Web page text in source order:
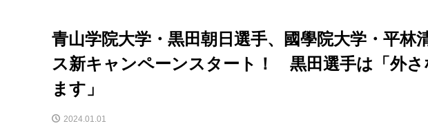
青山学院大学・黒田朝日選手、國學院大学・平
ス新キャンペーンスタート！ 黒田選手は「外さ
ます」
2024.01.01